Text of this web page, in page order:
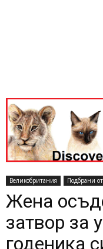
Великобритания Подбрани
Жена
затвор за
годеника